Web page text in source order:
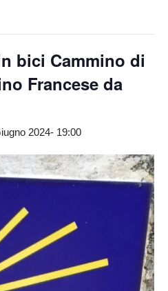
bici Cammino di
Francese da
2024- 19:00